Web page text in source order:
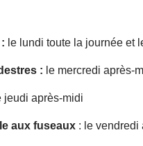
le lundi toute la journée et
: le mercredi après-
jeudi après-midi
aux fuseaux : le vendredi